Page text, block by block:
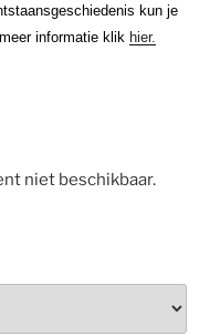
kun je
informatie klik hier.
niet beschikbaar.